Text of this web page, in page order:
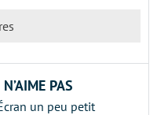
PAS
un peu petit